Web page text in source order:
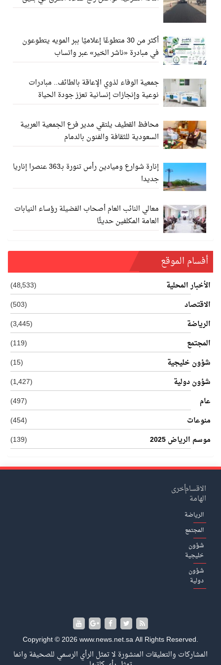
أكثر من 30 متطوعًا إعلاميًا ببر المويه يتطوعون
في مبادرة «ناشر الخير» عبر واتساب
جمعية الوفاء لذوي الإعاقة بالطائف.. مبادرات
نوعية وإنجازات إنسانية تعزز جودة الحياة
محافظ القطيف يلتقي مدير فرع الجمعية العربية
السعودية للثقافة والفنون بالدمام
إنارة شوارع وميادين رأس تنورة بـ363 عنصرا إناريا
جديدا
معالي النائب العام أصحاب الفضيلة رؤساء النيابات
العامة المكلفين حديثًا
أفسام الموقع
الأخبار المحلية
(48٬533)
الاقتصاد
(503)
الرياضة
(3٬445)
المجتمع
(119)
شؤون خليجية
(15)
شؤون دولية
(1٬427)
عام
(497)
منوعات
(454)
موسم الرياض 2025
(139)
الاقسام
الهامة
الرياضة
المجتمع
شؤون
خليجية
شؤون
دولية
أخرى
Copyright © 2026 www.news.net.sa All Rights Reserved.
المشاركات والتعليقات المنشورة لا تمثل الرأي الرسمي للصحيفة وانما